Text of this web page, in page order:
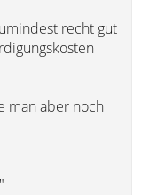
recht gut
man aber noch